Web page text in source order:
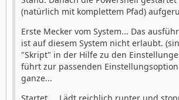
(natürlich mit komplettem Pfad)
Erste Mecker vom System... Das
ist auf diesem System nicht erlaubt.
"Skript" in der Hilfe zu den
führt zur passenden
ganze...